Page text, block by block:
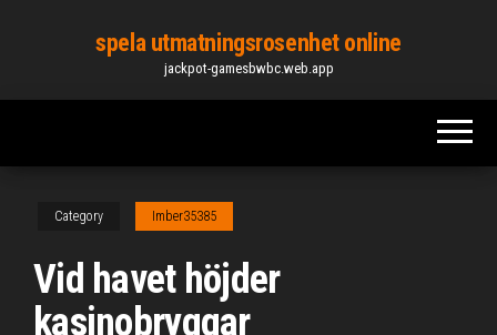
content
spela utmatningsrosenhet online
jackpot-gamesbwbc.web.app
Category Imber35385
Vid havet höjder
kasinobryggar